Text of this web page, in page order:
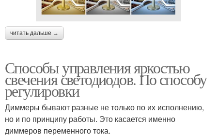
читать дальше →
Способы управления яркостью
свечения светодиодов. По способу
регулировки
Диммеры бывают разные не только по их исполнению,
но и по принципу работы. Это касается именно
диммеров переменного тока.